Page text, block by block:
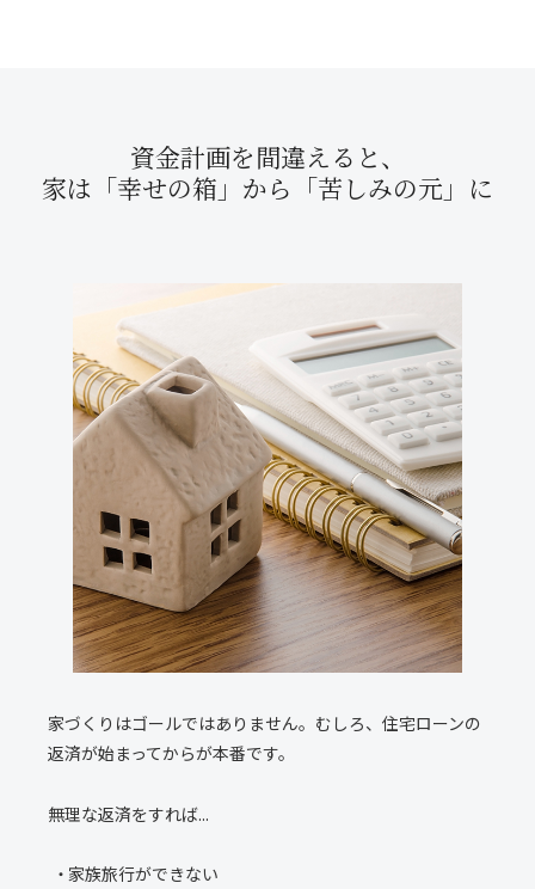
資金計画を間違えると、
家は「幸せの箱」から 「苦しみの元」に
家づくりはゴールではありません。むしろ、住宅ローンの
返済が始まってからが本番です。
無理な返済をすれば...
家族旅行ができない